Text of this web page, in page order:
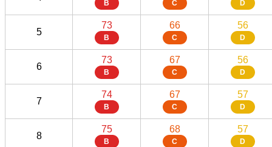
B C D
5
73
B
66
C
56
D
6
73
B
67
C
56
D
7
74
B
67
C
57
D
8
75
B
68
C
57
D